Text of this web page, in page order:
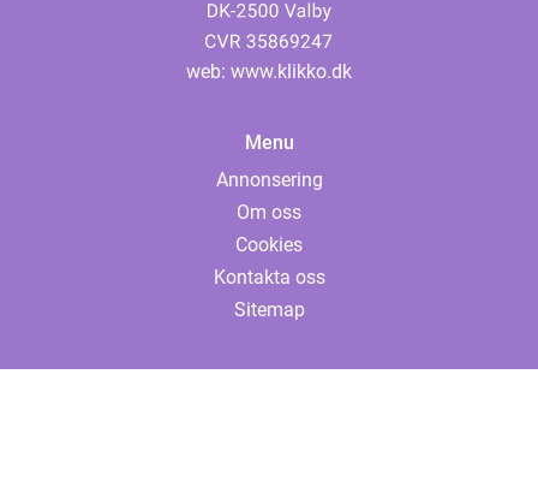
web: www.klikko.dk
Menu
Annonsering
Om oss
Cookies
Kontakta oss
Sitemap